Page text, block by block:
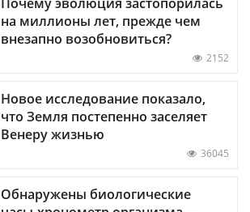
на миллионы лет, прежде чем
внезапно возобновиться?
2152
Новое исследование показало,
что Земля постепенно заселяет
Венеру жизнью
36045
Обнаружены биологические